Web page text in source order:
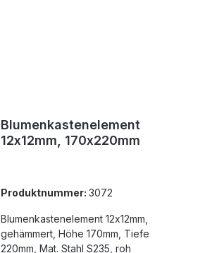
Blumenkastenelement
12x12mm, 170x220mm
Produktnummer: 3072
Blumenkastenelement 12x12mm,
gehämmert, Höhe 170mm, Tiefe
220mm, Mat. Stahl S235, roh